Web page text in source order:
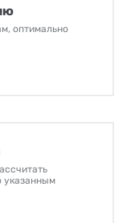
оптимально
указанным